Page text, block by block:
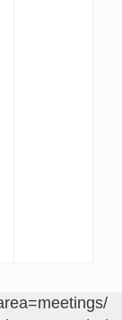
/contact/ar/area.jsp?area=meetings